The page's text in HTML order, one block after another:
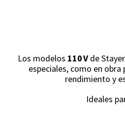
Los modelos 110 Vde
especiales, como en
rendimiento y
Ideales